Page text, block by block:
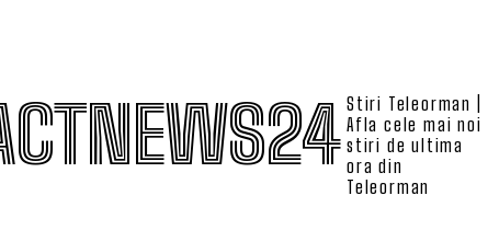
Stiri Teleorman |
Afla cele mai noi
stiri de ultima
ora din
Teleorman